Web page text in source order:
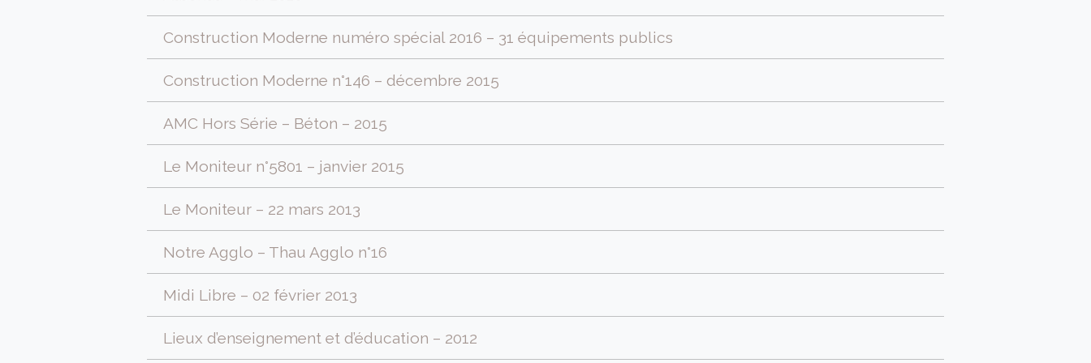
Construction Moderne numéro spécial 2016 – 31 équipements publics
Construction Moderne n°146 – décembre 2015
AMC Hors Série – Béton – 2015
Le Moniteur n°5801 – janvier 2015
Le Moniteur – 22 mars 2013
Notre Agglo – Thau Agglo n°16
Midi Libre – 02 février 2013
Lieux d’enseignement et d’éducation – 2012